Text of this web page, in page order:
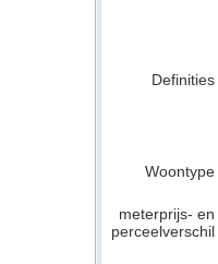
Definities
Woontype
meterprijs- en
perceelverschil